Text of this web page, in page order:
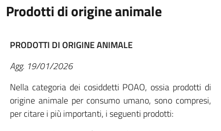
Prodotti di origine animale
PRODOTTI DI ORIGINE ANIMALE
Agg. 19/01/2026
Nella categoria dei cosiddetti POAO, ossia prodotti di
origine animale per consumo umano, sono compresi,
per citare i più importanti, i seguenti prodotti: